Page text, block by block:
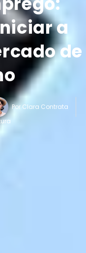
a
de
Por Clara Contrata